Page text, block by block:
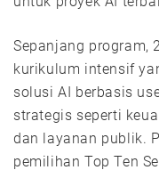
Sepanjang program,
kurikulum intensif
solusi AI berbasis
strategis seperti
dan layanan publik.
pemilihan Top Ten